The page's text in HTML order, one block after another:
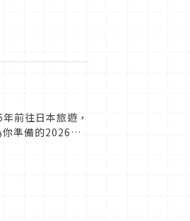
前往日本旅遊，
準備的2026年